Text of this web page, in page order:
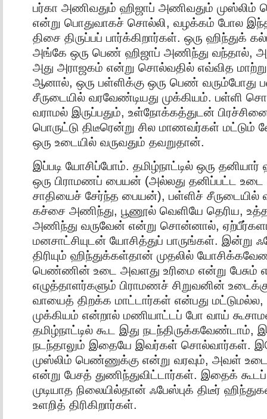
பர்கா அணிவதும் ஹிஜாப் அணிவதும் முஸ்லிம்
என்று பொதுவாகச் சொல்லி, வழக்கம் போல
திசை திருப்பப் பார்க்கிறார்கள். ஒரு ஹிந்துக்
அங்கே ஒரு பெண் ஹிஜாப் அணிந்து வந்தால்,
அது அராஜகம் என்று சொல்வதில் எவ்வித
ஆனால், ஒரு பள்ளிக்கு ஒரு பெண்
சீருடையில் வரவேண்டியது முக்கியம். பள்ளி
வராமல் இருப்பதும், உள்நோக்கத்துடன்
பொருட்டு திடீரென்று சில மாணவர்கள் மட்டும்
ஒரு உடையில் வருவதும் தவறுதான்.
இப்படி யோசிப்போம். தமிழ்நாட்டில் ஒரு தனியார்
ஒரு பிராமணப் பையன் (அல்லது தனிப்பட்ட
சாதியைச் சேர்ந்த பையன்), பள்ளிச்
கச்சை அணிந்து, பூணூல் வெளியே தெரிய,
அணிந்து வருவேன் என்று சொன்னால்,
மனசாட்சியுடன் யோசித்துப் பாருங்கள். இன்று
திரியும் ஹிந்துக்கள்தான் முதலில்
பெண்ணின் உடை அவளது உரிமை என்று பேசும்
எழுத்தாளர்களும் பிராமணச் சிறுவனின்
வாயைத் திறக்க மாட்டார்கள் என்பது மட்டுமல்ல,
முக்கியம் என்றால் மணியாட்டப் போ வாய்
தமிழ்நாட்டில் கூட இது நடந்திருக்கவேண்டாம்,
நடந்தாலும் இதையே இவர்கள் சொல்வார்கள்.
முஸ்லிம் பெண்ணுக்கு என்று வரவும், அவள்
என்று பேசத் துணிந்துவிட்டார்கள். இதைக் கூடப்
முடியாத நிலையில்தான் ஃபேஸ்புக் திடீர்
உளறித் திரிகிறார்கள்.